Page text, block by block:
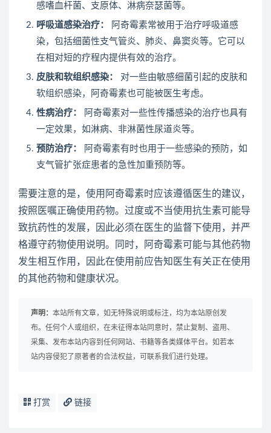
感嗜血杆菌、支原体、淋病奈瑟菌等。
呼吸道感染治疗：
阿奇霉素常被用于治疗呼吸道感
染，包括细菌性支气管炎、肺炎、鼻窦炎等。它可以
在相对短的疗程内提供有效的治疗。
皮肤和软组织感染：
对一些由敏感细菌引起的皮肤和
软组织感染，阿奇霉素也可能被医生考虑。
性病治疗：
阿奇霉素对一些性传播感染的治疗也具有
一定效果，如淋病、非淋菌性尿道炎等。
预防治疗：
阿奇霉素有时也用于一些感染的预防，如
支气管扩张症患者的急性加重预防等。
需要注意的是，使用阿奇霉素时应该遵循医生的建议，
按照医嘱正确使用药物。过度或不当使用抗生素可能导
致抗药性的发展，因此必须在医生的监督下使用，并严
格遵守药物使用说明。同时，阿奇霉素可能与其他药物
发生相互作用，因此在使用前应告知医生有关正在使用
的其他药物和健康状况。
声明： 本站所有文章，如无特殊说明或标注，均为本站原创发
布。任何个人或组织，在未征得本站同意时，禁止复制、盗用、
采集、发布本站内容到任何网站、书籍等各类媒体平台。如若本
站内容侵犯了原著者的合法权益，可联系我们进行处理。
打赏 链接